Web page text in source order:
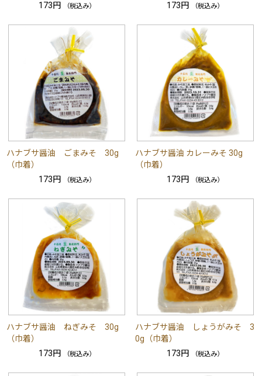
173円
（税込み）
173円
（税込み）
ハナブサ醤油 ごまみそ 30g
（巾着）
173円
（税込み）
ハナブサ醤油 カレーみそ 30g
（巾着）
173円
（税込み）
ハナブサ醤油 ねぎみそ 30g
（巾着）
173円
（税込み）
ハナブサ醤油 しょうがみそ 3
0g（巾着）
173円
（税込み）